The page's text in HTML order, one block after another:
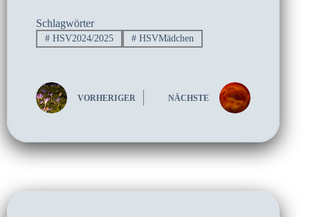
Schlagwörter
#HSV2024/2025 #HSVMädchen
VORHERIGER NÄCHSTE